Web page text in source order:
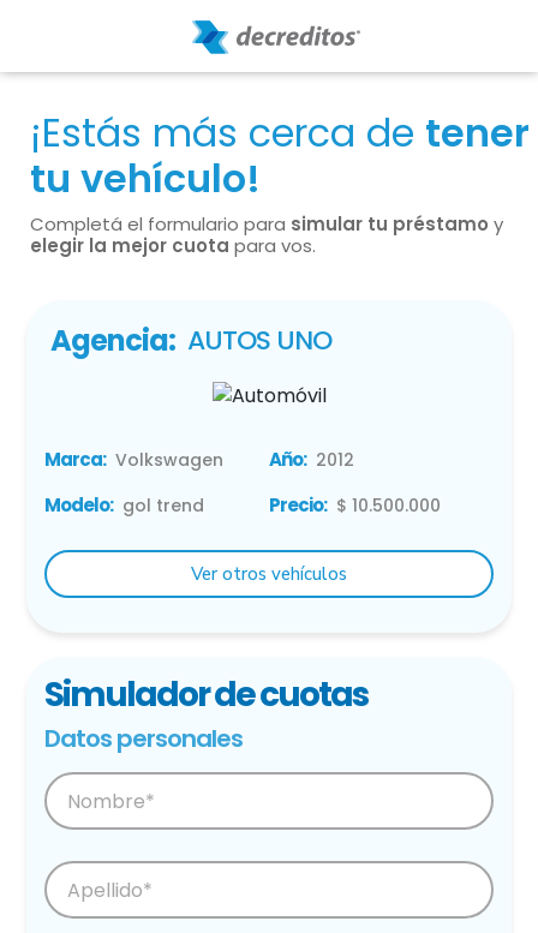
¡Estás más cerca de tener
tu vehículo!
Completá el formulario para simular tu préstamo y
elegir la mejor cuota para vos.
Agencia: AUTOS UNO
Marca: Volkswagen
Modelo: gol trend
Año: 2012
Precio: $ 10.500.000
Ver otros vehículos
Simulador de cuotas
Datos personales